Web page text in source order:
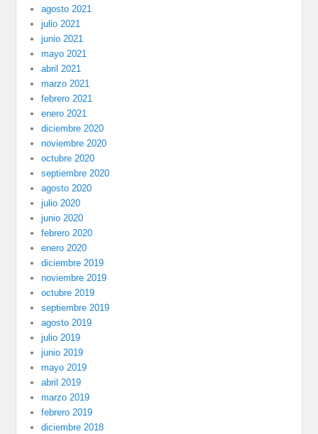
agosto 2021
julio 2021
junio 2021
mayo 2021
abril 2021
marzo 2021
febrero 2021
enero 2021
diciembre 2020
noviembre 2020
octubre 2020
septiembre 2020
agosto 2020
julio 2020
junio 2020
febrero 2020
enero 2020
diciembre 2019
noviembre 2019
octubre 2019
septiembre 2019
agosto 2019
julio 2019
junio 2019
mayo 2019
abril 2019
marzo 2019
febrero 2019
diciembre 2018